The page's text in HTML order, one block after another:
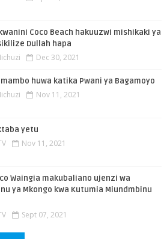
Coco Beach hakuuzwi mishikaki ya
Dullah hapa
Dec 30, 2021
huwa katika Pwani ya Bagamoyo
Nov 11, 2021
yetu
Nov 11, 2021
Waingia makubaliano ujenzi wa
ya Mkongo kwa Kutumia Miundmbinu
Sept 07, 2021